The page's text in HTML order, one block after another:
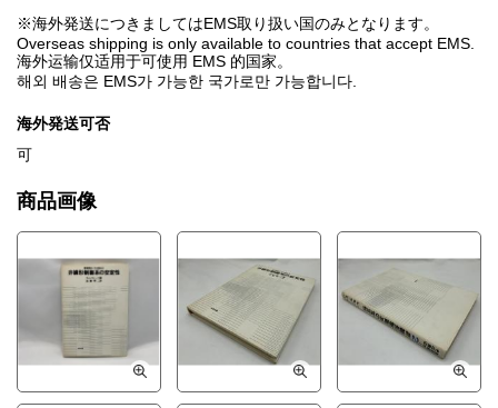
※海外発送につきましてはEMS取り扱い国のみとなります。
Overseas shipping is only available to countries that accept EMS.
海外运输仅适用于可使用 EMS 的国家。
해외 배송은 EMS가 가능한 국가로만 가능합니다.
海外発送可否
可
商品画像